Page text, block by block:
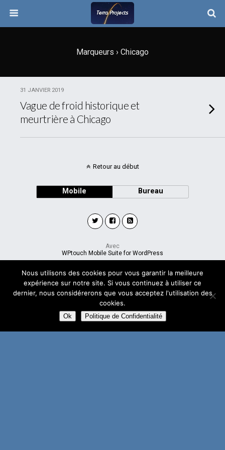
Marqueurs › Chicago
31 JANVIER 2019
Vague de froid historique et
meurtrière à Chicago
Retour au début
Mobile Bureau
Avec
WPtouch Mobile Suite for WordPress
Nous utilisons des cookies pour vous garantir la meilleure
expérience sur notre site. Si vous continuez à utiliser ce
dernier, nous considérerons que vous acceptez l'utilisation des
cookies.
Ok Politique de Confidentialité